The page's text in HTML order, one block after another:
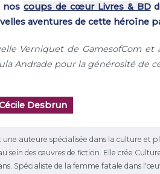
noscoups de cœur Livres & BD
aventures de cette héroïne
Verniquet de GamesofCom
Andrade pour la générosité de
Desbrun
une auteure spécialisée dans la culture
sein des œuvres de fiction. Elle crée
Spécialiste de la femme fatale dans